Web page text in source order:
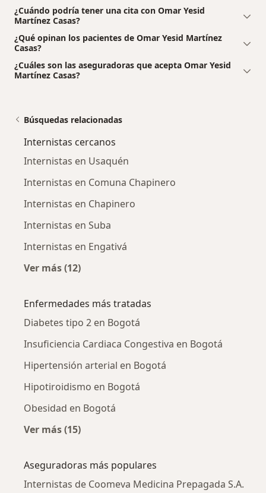
¿Cuándo podría tener una cita con Omar Yesid
Martínez Casas?
¿Qué opinan los pacientes de Omar Yesid Martínez
Casas?
¿Cuáles son las aseguradoras que acepta Omar Yesid
Martínez Casas?
Búsquedas relacionadas
Internistas cercanos
Internistas en Usaquén
Internistas en Comuna Chapinero
Internistas en Chapinero
Internistas en Suba
Internistas en Engativá
Ver más (12)
Enfermedades más tratadas
Diabetes tipo 2 en Bogotá
Insuficiencia Cardiaca Congestiva en Bogotá
Hipertensión arterial en Bogotá
Hipotiroidismo en Bogotá
Obesidad en Bogotá
Ver más (15)
Aseguradoras más populares
Internistas de Coomeva Medicina Prepagada S.A.